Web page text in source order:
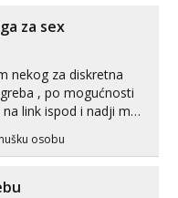
i njezne poljupce po
pale,obozavam kad
za sex
nekog za diskretna
, po mogućnosti
osobu